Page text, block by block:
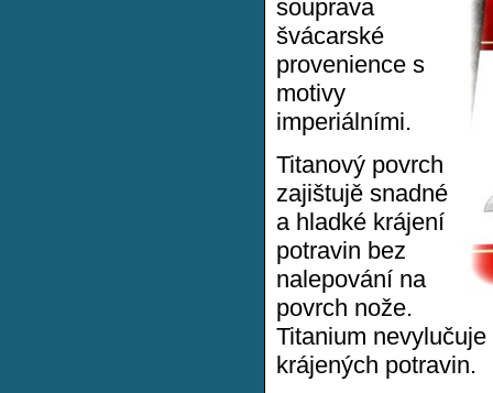
souprava
švácarské
provenience s
motivy
imperiálními.
Titanový povrch
zajištujě snadné
a hladké krájení
potravin bez
nalepování na
povrch nože.
Titanium
krájených potravin.